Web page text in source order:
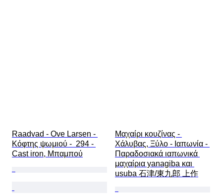
Raadvad - Ove Larsen -
Κόφτης ψωμιού -  294 -
Cast iron, Μπαμπού
Μαχαίρι κουζίνας -
Χάλυβας, Ξύλο - Ιαπωνία -
Παραδοσιακά ιαπωνικά
μαχαίρια yanagiba και
usuba 石津/東九郎 上作